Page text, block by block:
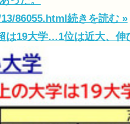
86055.html続きを読む »
は19大学…1位は近大、